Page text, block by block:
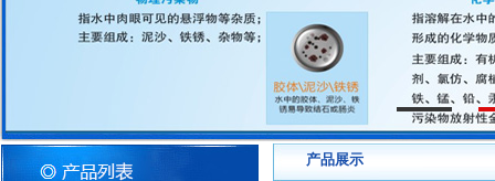
产品展示